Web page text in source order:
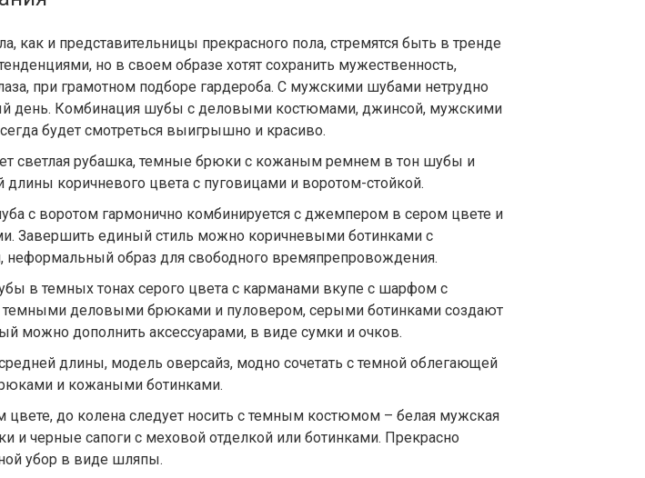
как и представительницы прекрасного пола, стремятся быть в тренде
но в своем образе хотят сохранить мужественность,
при грамотном подборе гардероба. С мужскими шубами нетрудно
день. Комбинация шубы с деловыми костюмами, джинсой, мужскими
будет смотреться выигрышно и красиво.
светлая рубашка, темные брюки с кожаным ремнем в тон шубы и
длины коричневого цвета с пуговицами и воротом-стойкой.
с воротом гармонично комбинируется с джемпером в сером цвете и
Завершить единый стиль можно коричневыми ботинками с
неформальный образ для свободного времяпрепровождения.
в темных тонах серого цвета с карманами вкупе с шарфом с
темными деловыми брюками и пуловером, серыми ботинками создают
можно дополнить аксессуарами, в виде сумки и очков.
длины, модель оверсайз, модно сочетать с темной облегающей
и кожаными ботинками.
цвете, до колена следует носить с темным костюмом – белая мужская
и черные сапоги с меховой отделкой или ботинками. Прекрасно
убор в виде шляпы.